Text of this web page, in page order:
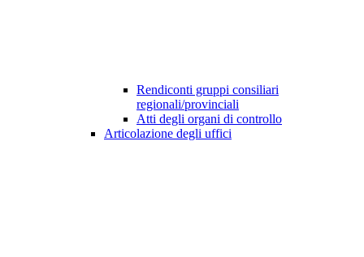
Rendiconti gruppi consiliari
regionali/provinciali
Atti degli organi di controllo
Articolazione degli uffici